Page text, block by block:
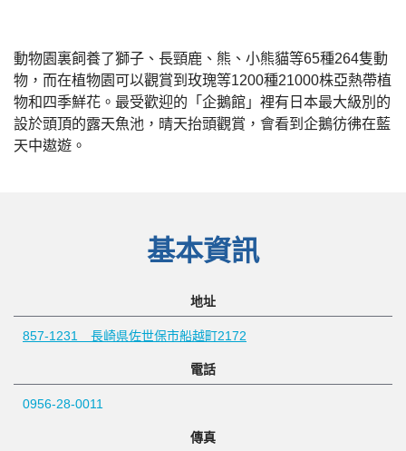
動物園裏飼養了獅子、長頸鹿、熊、小熊貓等65種264隻動
物，而在植物園可以觀賞到玫瑰等1200種21000株亞熱帶植
物和四季鮮花。最受歡迎的「企鵝館」裡有日本最大級別的
設於頭頂的露天魚池，晴天抬頭觀賞，會看到企鵝彷彿在藍
天中遨遊。
基本資訊
地址
857-1231 長崎県佐世保市船越町2172
電話
0956-28-0011
傳真